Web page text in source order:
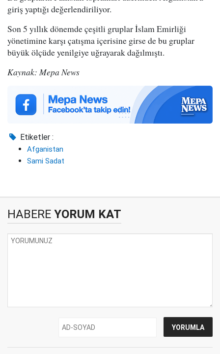
giriş yaptığı değerlendiriliyor.
Son 5 yıllık dönemde çeşitli gruplar İslam Emirliği
yönetimine karşı çatışma içerisine girse de bu gruplar
büyük ölçüde yenilgiye uğrayarak dağılmıştı.
Kaynak: Mepa News
Etiketler :
Afganistan
Sami Sadat
HABERE YORUM KAT